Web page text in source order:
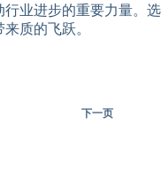
业进步的重要力量。选
质的飞跃。
下一页